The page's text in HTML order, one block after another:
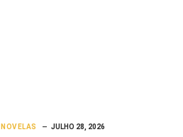
NOVELAS JULHO 28, 2026